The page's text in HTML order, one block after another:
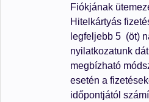
Fiókjának
Hitelkártyás
legfeljebb 5 (öt)
nyilatkozatunk
megbízható
esetén a
időpontjától